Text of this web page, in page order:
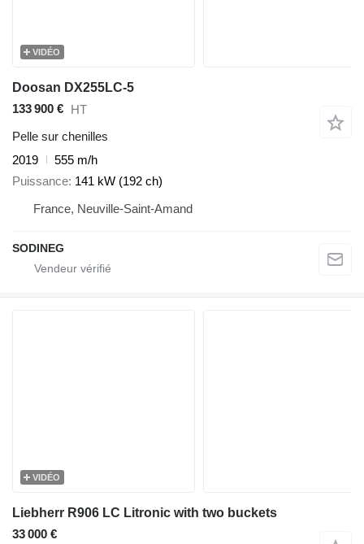
VIDÉO
Doosan DX255LC-5
133 900 € HT
Pelle sur chenilles
2019
555 m/h
Puissance 141 kW (192 ch)
France, Neuville-Saint-Amand
SODINEG
VIDÉO
Liebherr R906 LC Litronic with two buckets
33 000 €